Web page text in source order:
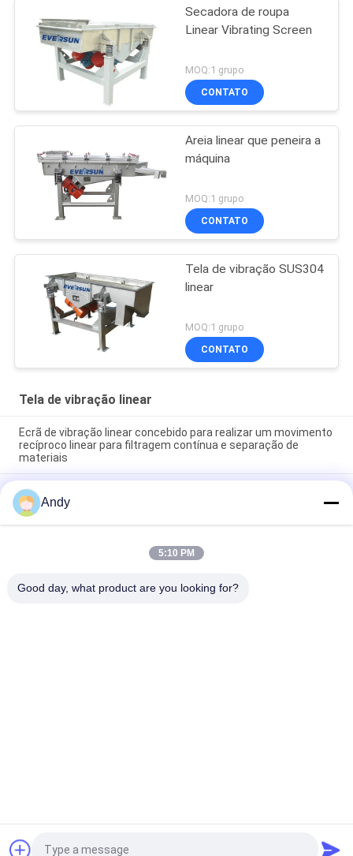
Secadora de roupa
Linear Vibrating Screen
MOQ:1 grupo
CONTATO
Areia linear que peneira a
máquina
MOQ:1 grupo
CONTATO
Tela de vibração SUS304
linear
MOQ:1 grupo
CONTATO
Tela de vibração linear
Ecrã de vibração linear concebido para realizar um movimento
recíproco linear para filtragem contínua e separação de
materiais
Ecrã de vibração linear que fornece rastreamento contínuo e
estratificação de materiais com desempenho estável e
operacional
Ecrã de vibração linear robusta que fornece triagem e
separação de materiais para aplicações em alimentos,
Andy
5:10 PM
Good day, what product are you looking for?